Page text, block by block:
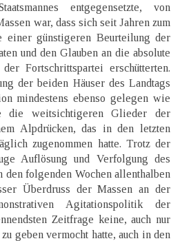
entgegensetzte, von
war, dass sich seit Jahren zum
einer günstigeren Beurteilung der
und den Glauben an die absolute
Fortschrittspartei erschütterten.
der beiden Häuser des Landtags
mindestens ebenso gelegen wie
die weitsichtigeren Glieder der
Alpdrücken, das in den letzten
zugenommen hatte. Trotz der
Auflösung und Verfolgung des
folgenden Wochen allenthalben
Überdruss der Massen an der
Agitationspolitik der
Zeitfrage keine, auch nur
geben vermocht hatte, auch in den